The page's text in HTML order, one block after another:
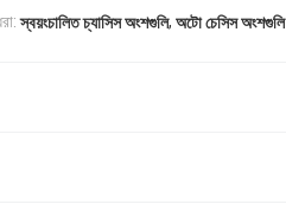
স্বয়ংচালিত চ্যাসিস অংশগুলি, অটো চেসিস অংশগুলি